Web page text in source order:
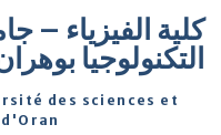
كلية الفيزياء –
التكنولوجيا
des sciences et